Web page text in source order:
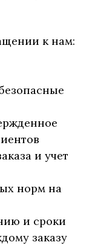
к нам:
и учет
норм на
и сроки
заказу